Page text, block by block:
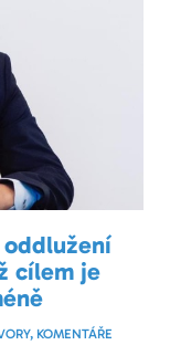
cílem je
KOMENTÁŘE